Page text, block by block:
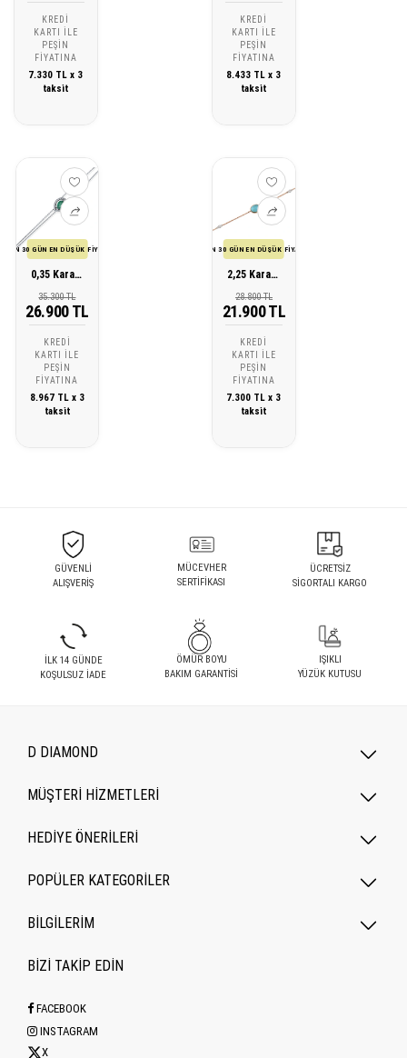
KREDI
KARTI ILE
PEŞIN
FIYATINA
7.330 TL x 3
taksit
KREDI
KARTI ILE
PEŞIN
FIYATINA
8.433 TL x 3
taksit
SON 30 GÜN EN DÜŞÜK FİYATI
0,35 Karat Pırlanta Zümrüt Bileklik
35.300 TL
26.900 TL
KREDI
KARTI ILE
PEŞIN
FIYATINA
8.967 TL x 3
taksit
SON 30 GÜN EN DÜŞÜK FİYATI
2,25 Karat Pırlanta Kuvars Bileklik
28.800 TL
21.900 TL
KREDI
KARTI ILE
PEŞIN
FIYATINA
7.300 TL x 3
taksit
GÜVENLİ
ALIŞVERİŞ
MÜCEVHER
SERTİFİKASI
ÜCRETSİZ
SİGORTALI KARGO
İLK 14 GÜNDE
KOŞULSUZ İADE
ÖMÜR BOYU
BAKIM GARANTİSİ
IŞIKLI
YÜZÜK KUTUSU
D DIAMOND
MÜŞTERİ HİZMETLERİ
HEDİYE ÖNERİLERİ
POPÜLER KATEGORILER
BİLGİLERİM
BİZİ TAKİP EDİN
FACEBOOK
INSTAGRAM
X